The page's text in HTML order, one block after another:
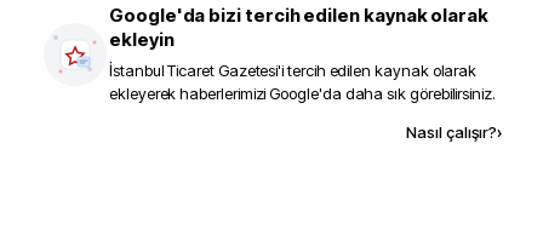
Google'da bizi tercih edilen kaynak olarak
ekleyin
İstanbul Ticaret Gazetesi'i tercih edilen kaynak olarak
ekleyerek haberlerimizi Google'da daha sık görebilirsiniz.
Nasıl çalışır?›